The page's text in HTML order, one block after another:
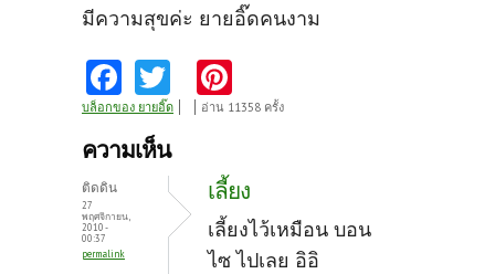
มีความสุขค่ะ ยายอิ๊ดคนงาม
Fa
ce
b
o
k
w
itt
nt
es
t
บล็อกของ ยายอิ๊ด อ่าน 11358 ครั้ง
ความเห็น
ติดดิน
27
พฤศจิกายน,
2010 -
00:37
permalink
เลี้ยง
เลี้ยงไว้เหมือน บอน
ไซ ไปเลย อิอิ